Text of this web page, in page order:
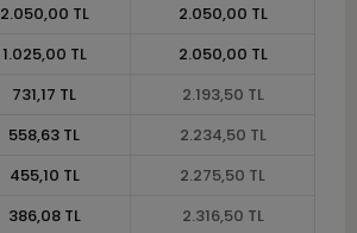
2.050,00 TL
2.050,00 TL
1.025,00 TL
2.050,00 TL
731,17 TL
2.193,50 TL
558,63 TL
2.234,50 TL
455,10 TL
2.275,50 TL
386,08 TL
2.316,50 TL